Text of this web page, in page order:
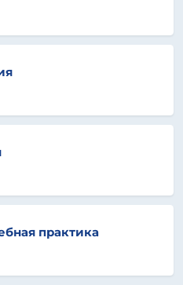
практика